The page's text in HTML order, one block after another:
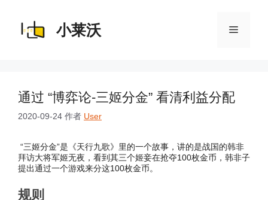
小莱沃 菜
通过 “博弈论-三姬分金” 看清利益分配
2020-09-24 作者 User
“三姬分金”是《天行九歌》里的一个故事，讲的是战国的韩非
拜访大将军姬无夜，看到其三个姬妾在抢夺100枚金币，韩非子
提出通过一个游戏来分这100枚金币。
规则